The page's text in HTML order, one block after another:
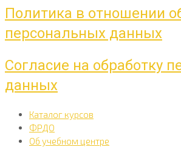
Политика в отношении
персональных данных
Согласие на обработку
данных
Каталог курсов
ФРДО
Об учебном центре